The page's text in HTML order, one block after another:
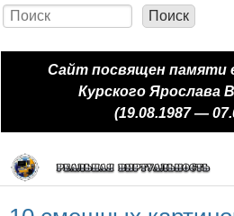
Перейти к основному содержанию
Skip to search
Форма поиска
Поиск
Сайт посвящен памяти
Курского Ярослава
(19.08.1987 —